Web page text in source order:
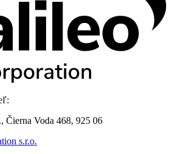
Čierna Voda 468, 925 06
s.r.o.